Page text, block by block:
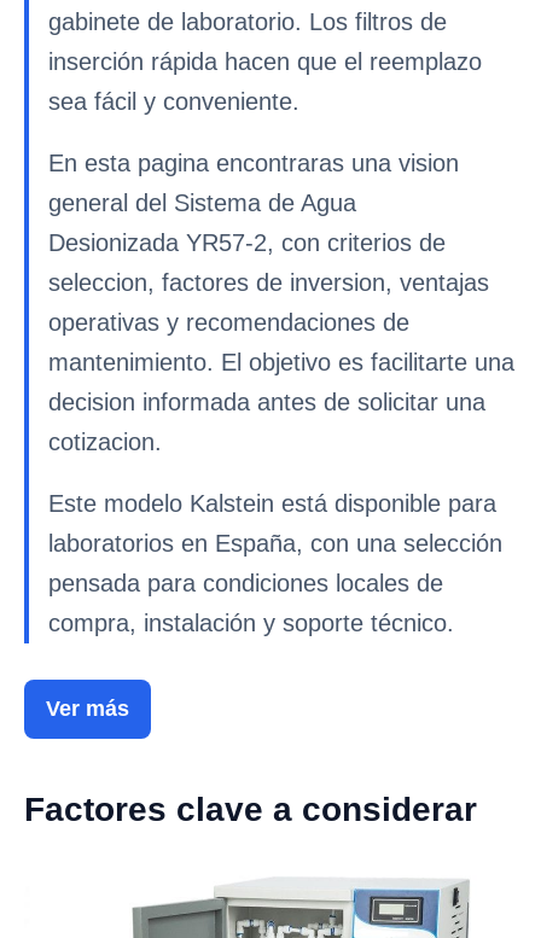
gabinete de laboratorio. Los filtros de
inserción rápida hacen que el reemplazo
sea fácil y conveniente.
En esta pagina encontraras una vision
general del Sistema de Agua
Desionizada YR57-2, con criterios de
seleccion, factores de inversion, ventajas
operativas y recomendaciones de
mantenimiento. El objetivo es facilitarte una
decision informada antes de solicitar una
cotizacion.
Este modelo Kalstein está disponible para
laboratorios en España, con una selección
pensada para condiciones locales de
compra, instalación y soporte técnico.
Ver más
Factores clave a considerar